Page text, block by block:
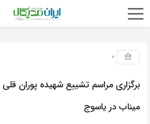
برگزاری مراسم تشییع شهیده پوران
میناب در یاسوج